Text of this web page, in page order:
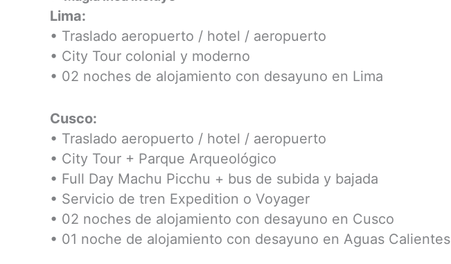
Lima:
• Traslado aeropuerto / hotel / aeropuerto
• City Tour colonial y moderno
• 02 noches de alojamiento con desayuno en Lima
Cusco:
• Traslado aeropuerto / hotel / aeropuerto
• City Tour + Parque Arqueológico
• Full Day Machu Picchu + bus de subida y bajada
• Servicio de tren Expedition o Voyager
• 02 noches de alojamiento con desayuno en Cusco
• 01 noche de alojamiento con desayuno en Aguas Calientes